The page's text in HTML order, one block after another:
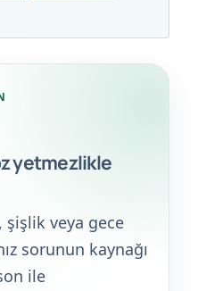
yetmezlikle
şişlik veya gece
sorunun kaynağı
ile